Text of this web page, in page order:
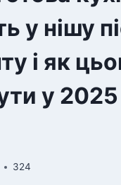
у нішу
і як
у 2025
324